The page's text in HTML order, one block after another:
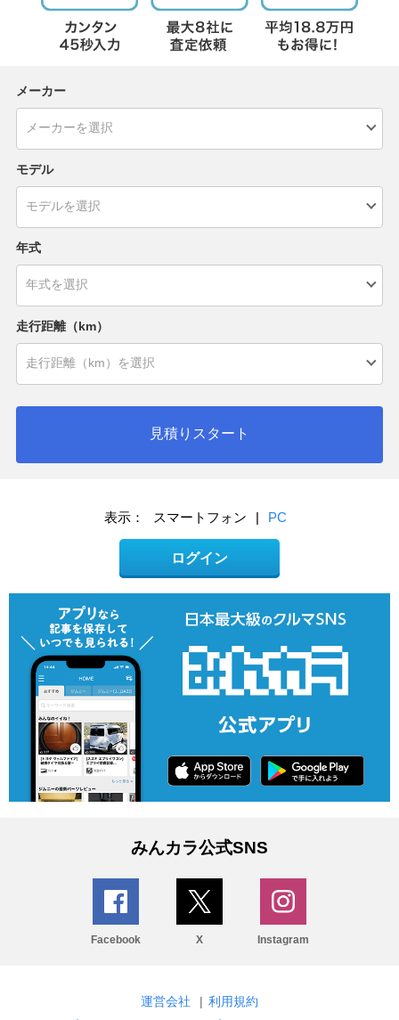
メーカー
モデル
年式
走行距離（km）
見積りスタート
表示： スマートフォン | PC
ログイン
みんカラ公式SNS
Facebook X Instagram
運営会社 | 利用規約